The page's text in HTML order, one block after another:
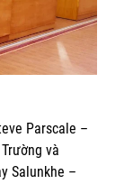
Parscale –
và
Salunkhe –